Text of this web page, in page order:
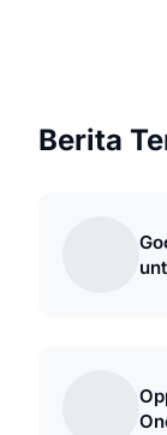
Berita